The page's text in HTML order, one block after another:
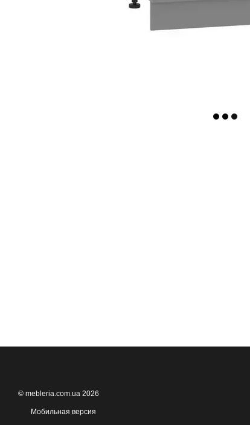
© mebleria.com.ua 2026
Мобильная версия